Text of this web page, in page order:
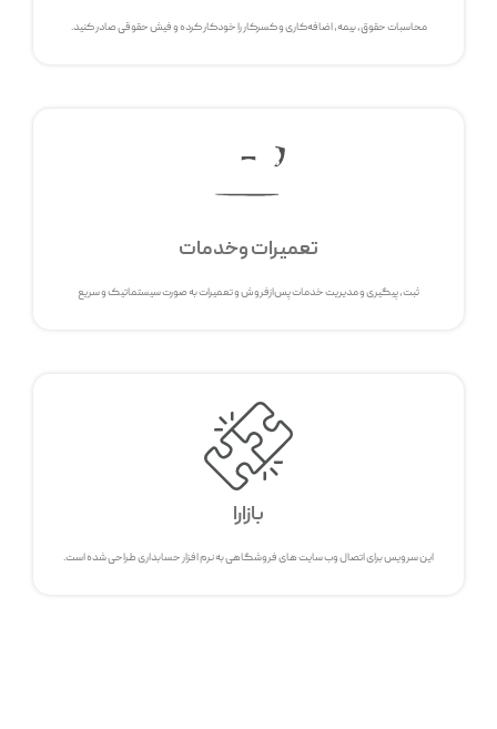
محاسبات حقوق، بیمه، اضافه‌کاری و کسرکار را خودکار کرده و فیش حقوقی صادر کنید.
تعمیرات وخدمات
ثبت، پیگیری و مدیریت خدمات پس‌از‌فروش و تعمیرات به صورت سیستماتیک و سریع
بازارا
این سرویس برای اتصال وب سایت های فروشگاهی به نرم افزار حسابداری طراحی شده است.